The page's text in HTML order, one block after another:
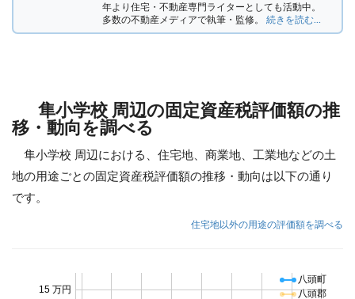
年より住宅・不動産専門ライターとしても活動中。
多数の不動産メディアで執筆・監修。 続きを読む...
隼小学校 周辺の固定資産税評価額の推
移・動向を調べる
隼小学校 周辺における、住宅地、商業地、工業地などの土
地の用途ごとの固定資産税評価額の推移・動向は以下の通り
です。
住宅地以外の用途の評価額を調べる
15 万円
八頭町
八頭郡